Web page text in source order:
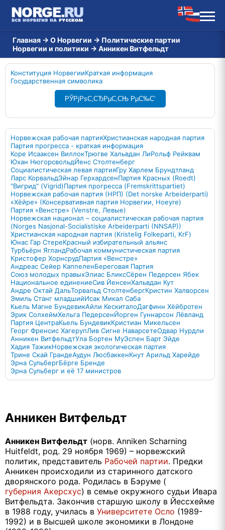
Главная → О Норвегии → Политические партии
Норвегии и политики → Анникен Витфельдт
Конституция НорвегииКраткая информация
Государственная символика
РЎРјРѕС‚СЂРµС‚СЊ РµС‰С‘
Норвежская рабочая партияХристианская народная партия
Партия прогресса - краткая информация
Коре Исааксен ВиллокТрюгве Хальвдан ЛиРольф Рейквам
Юхан НюгорсвольдЙенс Столтенберг
Социалистическая левая партияГру Харлем Брундтланд
Ларс КорвальдЭйнар ГерхардсенПартия Красных (Roedt)
"Вигрид" (Vigrid)Партия прогресса (Fremskrittspartiet)
Норвежская рабочая партия (НРП) (Det norske Arbeiderparti)
«Хёйре» (Консервативная партия Норвегии, Hoeyre)
Партия «Венстре» (Venstre, Левые)
Норвежская национал – социалистическая рабочая партия
(Norges Nasjonal-Socialistiske Arbeiderparti (NNSAP))
Христианская народная партия (Kristelig Folkeparti, KrF)
Юнас Гар СтереКрасный избирательный альянс
Турбьёрн ЯгландРабочая коммунистическая партия
Кристофер ХорнсрудПартия «Венстре»
Андреас Сейер КаппеленБереговая Партия
Союз молодых правыхЭлиас БликсСёрен Педерсен Ябек
Национальное единениеСив ЙенсенХальвдан Кут
Андре Октай ДальТорвальд СтолтенбергКристин Халворсен
Эмиль Станг младшийИсак Микал Саба
Кьель Магне БундевикАйли КескиталоДагфинн Хёйбротен
Эрик СолхеймХельга ПедерсенЙорген Гуннарсон Лёвланд
Партия ЦентраКьель БундевикКристиан Микельсен
Георг Френсис ХагерупЛив Сигне НаварсетеОдвар Нурдли
Анникен ВитфельдтУла Бортен МуЭспен Барт Эйде
Хадия ТажикНорвежская экологическая партия
Трине Скай ГрандеАудун ЛюсбаккенКнут Арильд Харейде
Эрна СульбергБёрге Бренде
Эрна Сульберг и её 17 министров
Анникен Витфельдт
Анникен Витфельдт (норв. Anniken Scharning
Huitfeldt, род. 29 ноября 1969) – норвежский
политик, представитель Рабочей партии. Предки
Анникен происходили из старинного датского
дворянского рода. Родилась в Бэруме (
губерния Акерсхус) в семье окружного судьи Ивара
Витфельдта. Закончив старшую школу в Йессхейме
в 1988 году, училась в Университете Осло (1989-
1992) и в Высшей школе экономики в Лондоне